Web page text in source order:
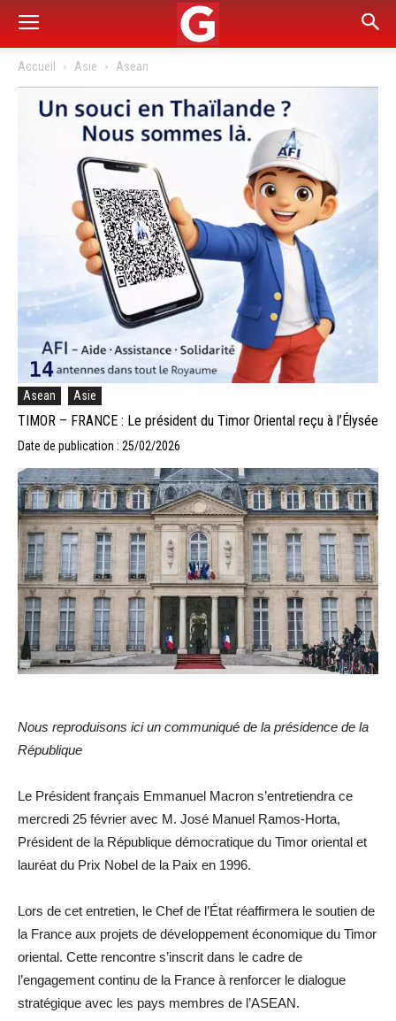
Accueil Asie Asean
Asean Asie
TIMOR – FRANCE : Le président du Timor Oriental reçu à l’Élysée
Date de publication : 25/02/2026
Nous reproduisons ici un communiqué de la présidence de la
République
Le Président français Emmanuel Macron s’entretiendra ce
mercredi 25 février avec M. José Manuel Ramos-Horta,
Président de la République démocratique du Timor oriental et
lauréat du Prix Nobel de la Paix en 1996.
Lors de cet entretien, le Chef de l’État réaffirmera le soutien de
la France aux projets de développement économique du Timor
oriental. Cette rencontre s’inscrit dans le cadre de
l’engagement continu de la France à renforcer le dialogue
stratégique avec les pays membres de l’ASEAN.